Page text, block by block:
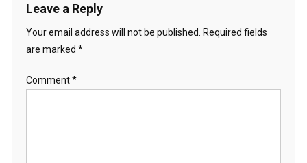
Leave a Reply
Your email address will not be published.
Required fields
are marked *
Comment*